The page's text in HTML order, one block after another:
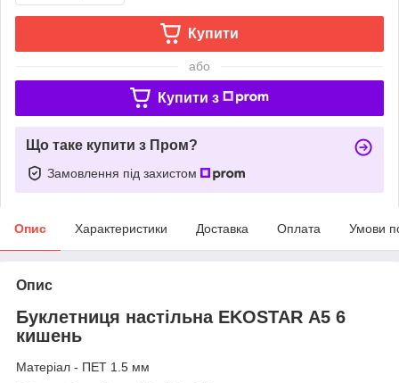
Купити
або
Купити з
Що таке купити з Пром?
Замовлення під захистом
Опис Характеристики Доставка Оплата Умови
Опис
Буклетниця настільна EKOSTAR А5 6
кишень
Матеріал - ПЕТ 1.5 мм